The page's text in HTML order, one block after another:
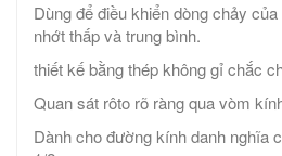
Dùng để điều khiển dòng chảy
nhớt thấp và trung bình.
thiết kế bằng thép không gỉ chắc
Quan sát rôto rõ ràng qua vòm
Dành cho đường kính danh nghĩa